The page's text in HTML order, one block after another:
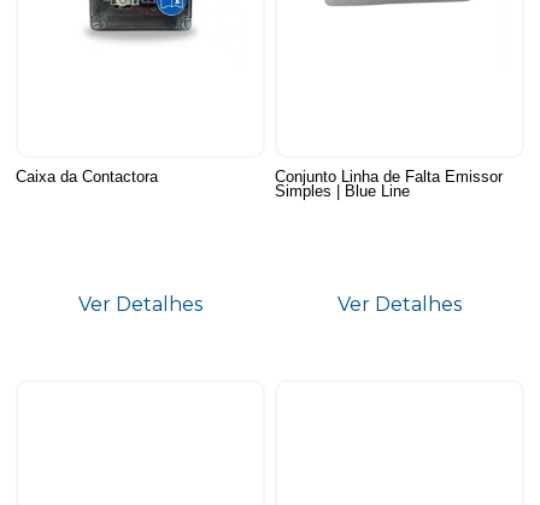
Caixa da Contactora
Ver Detalhes
Conjunto Linha de Falta Emissor
Simples | Blue Line
Ver Detalhes